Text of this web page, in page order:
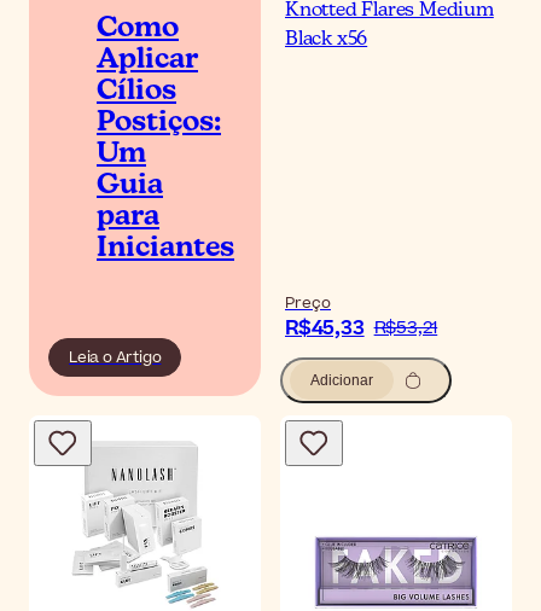
Como
Aplicar
Cílios
Postiços:
Um
Guia
para
Iniciantes
Leia o Artigo
Knotted Flares Medium
Black x56
Preço
R$45,33 R$53,21
Adicionar